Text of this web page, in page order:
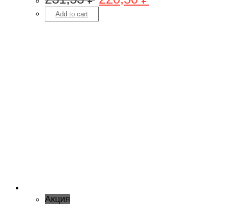
Add to cart
Акция